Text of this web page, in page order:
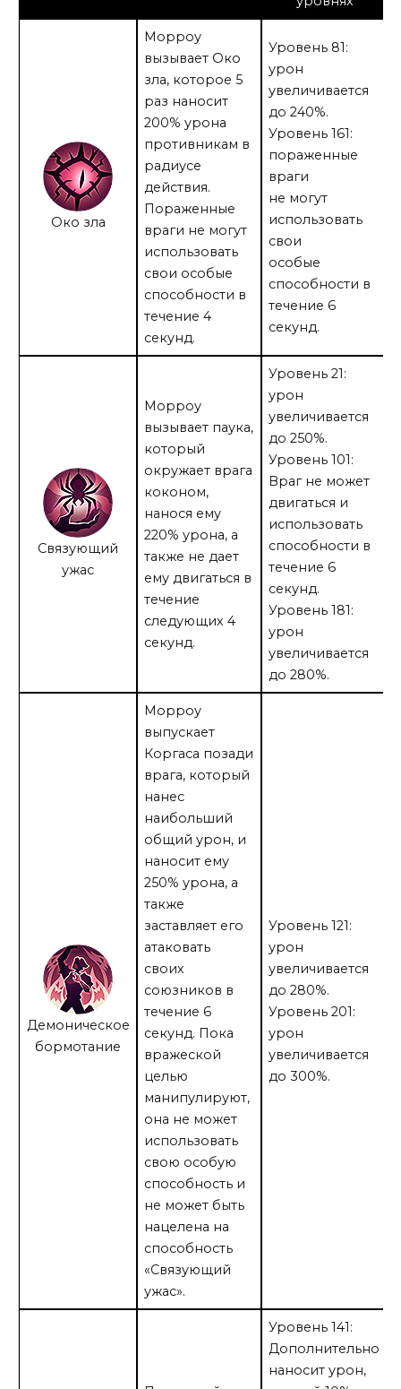
Око зла
Морроу
вызывает Око
зла, которое 5
раз наносит
200% урона
противникам в
радиусе
действия.
Пораженные
враги не могут
использовать
свои особые
способности в
течение 4
секунд.
Уровень 81:
урон
увеличивается
до 240%.
Уровень 161:
пораженные
враги
не могут
использовать
свои
особые
способности в
течение 6
секунд.
Связующий
ужас
Морроу
вызывает паука,
который
окружает врага
коконом,
нанося ему
220% урона, а
также не дает
ему двигаться в
течение
следующих 4
секунд.
Уровень 21:
урон
увеличивается
до 250%.
Уровень 101:
Враг не может
двигаться и
использовать
способности в
течение 6
секунд.
Уровень 181:
урон
увеличивается
до 280%.
Демоническое
бормотание
Морроу
выпускает
Коргаса позади
врага, который
нанес
наибольший
общий урон, и
наносит ему
250% урона, а
также
заставляет его
атаковать
своих
союзников в
течение 6
секунд. Пока
вражеской
целью
манипулируют,
она не может
использовать
свою особую
способность и
не может быть
нацелена на
способность
«Связующий
ужас».
Уровень 121:
урон
увеличивается
до 280%.
Уровень 201:
урон
увеличивается
до 300%.
Уровень 141:
Дополнительно
наносит урон,